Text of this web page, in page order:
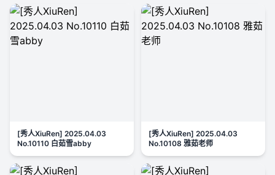
[秀人XiuRen] 2025.04.03
No.10110 白茹雪abby
[秀人XiuRen] 2025.04.03
No.10108 雅茹老师